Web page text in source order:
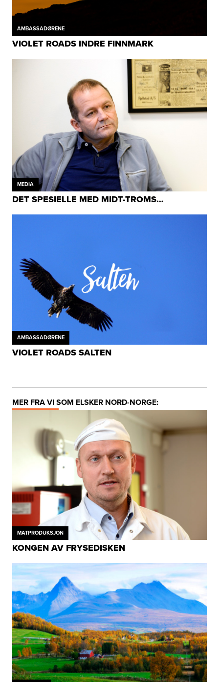
AMBASSADØRENE
VIOLET ROADS INDRE FINNMARK
MEDIA
DET SPESIELLE MED MIDT-TROMS…
AMBASSADØRENE
VIOLET ROADS SALTEN
MER FRA VI SOM ELSKER NORD-NORGE:
MATPRODUKSJON
KONGEN AV FRYSEDISKEN